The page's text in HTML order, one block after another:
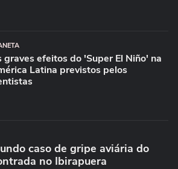
graves efeitos do 'Super El Niño' na
Latina previstos pelos
caso de gripe aviária do
no Ibirapuera